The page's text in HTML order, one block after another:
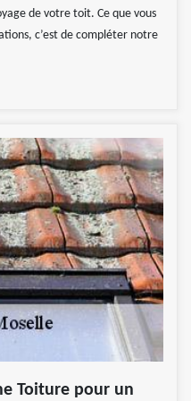
de votre toit. Ce que vous
c’est de compléter notre
Toiture pour un